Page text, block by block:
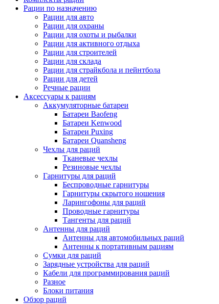
Рации по назначению
Рации для авто
Рации для охраны
Рации для охоты и рыбалки
Рации для активного отдыха
Рации для строителей
Рации для склада
Рации для страйкбола и пейнтбола
Рации для детей
Речные рации
Аксессуары к рациям
Аккумуляторные батареи
Батареи Baofeng
Батареи Kenwood
Батареи Puxing
Батареи Quansheng
Чехлы для раций
Тканевые чехлы
Резиновые чехлы
Гарнитуры для раций
Беспроводные гарнитуры
Гарнитуры скрытого ношения
Ларингофоны для раций
Проводные гарнитуры
Тангенты для раций
Антенны для раций
Антенны для автомобильных раций
Антенны к портативным рациям
Сумки для раций
Зарядные устройства для раций
Кабели для программирования раций
Разное
Блоки питания
Обзор раций